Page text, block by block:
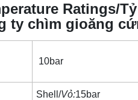
Ratings/
ty chìm gioăng
10bar
Shell/Vỏ:15bar